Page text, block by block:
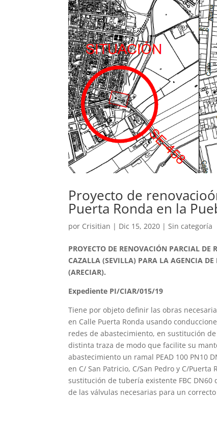
Proyecto de
Puerta Ronda en la
por Crisitian | Dic 15, 2020 |Sin categoría
PROYECTO DE RENOVACIÓN PARCIAL DE
CAZALLA (SEVILLA) PARA LA AGENCIA DE
(ARECIAR).
Expediente PI/CIAR/015/19
Tiene por objeto definir las obras
en Calle Puerta Ronda usando
redes de abastecimiento, en sustitución
distinta traza de modo que facilite su
abastecimiento un ramal PEAD 100 PN10
en C/ San Patricio, C/San Pedro y C/
sustitución de tubería existente FBC DN60
de las válvulas necesarias para un